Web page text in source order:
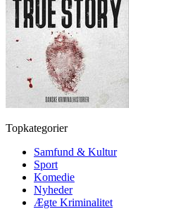
Topkategorier
Samfund & Kultur
Sport
Komedie
Nyheder
Ægte Kriminalitet